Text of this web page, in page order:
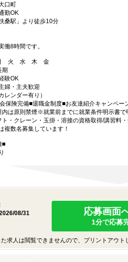
口町
勤OK
桑駅」より徒歩10分
8時間です。
月 火 水 木 金
期
験OK
婦・主夫歓迎
レンダー有り）
保険完備■退職金制度■お友達紹介キャンペー
内は原則禁煙※就業前までに就業条件明示書で
・クレーン・玉掛・溶接の資格取得/講習料
複数名募集しています！
■
08/31
応募画面
1分で応募
求人は閲覧できませんので、プリントアウト